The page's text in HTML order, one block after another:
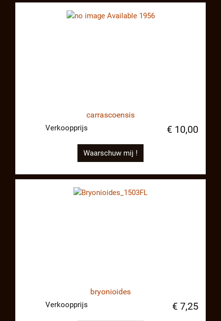
carrascoensis
Verkoopprijs € 10,00
Waarschuw mij !
bryonioides
Verkoopprijs € 7,25